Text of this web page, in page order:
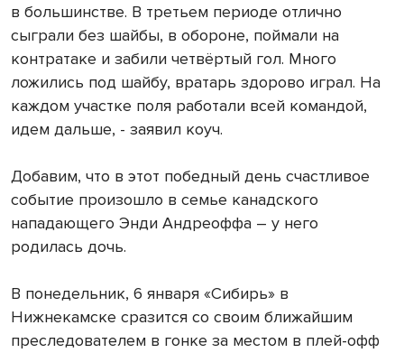
в большинстве. В третьем периоде отлично
сыграли без шайбы, в обороне, поймали на
контратаке и забили четвёртый гол. Много
ложились под шайбу, вратарь здорово играл. На
каждом участке поля работали всей командой,
идем дальше, - заявил коуч.
Добавим, что в этот победный день счастливое
событие произошло в семье канадского
нападающего Энди Андреоффа – у него
родилась дочь.
В понедельник, 6 января «Сибирь» в
Нижнекамске сразится со своим ближайшим
преследователем в гонке за местом в плей-офф